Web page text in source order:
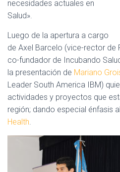
necesidades actuales en
Salud».
Luego de la apertura a cargo
de Axel Barcelo (vice-rector de
co-fundador de Incubando
la presentación de Mariano
Leader South America IBM)
actividades y proyectos que
región; dando especial énfasis
Health.